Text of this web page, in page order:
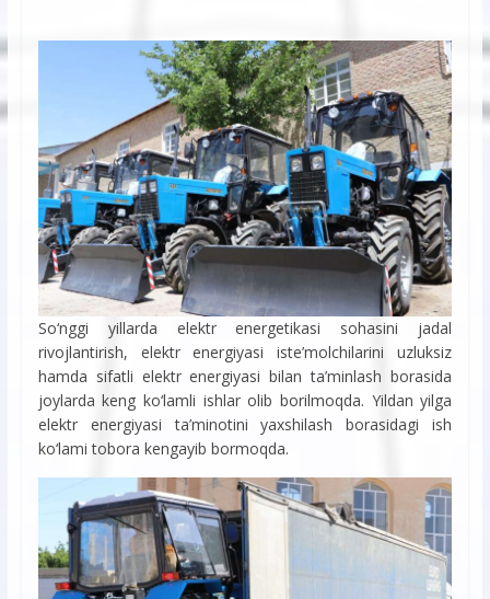
So‘nggi yillarda elektr energetikasi sohasini jadal
rivojlantirish, elektr energiyasi iste’molchilarini uzluksiz
hamda sifatli elektr energiyasi bilan ta’minlash borasida
joylarda keng ko‘lamli ishlar olib borilmoqda. Yildan yilga
elektr energiyasi ta’minotini yaxshilash borasidagi ish
ko‘lami tobora kengayib bormoqda.